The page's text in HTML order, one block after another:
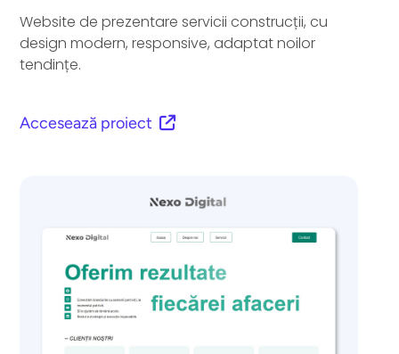
Website de prezentare servicii construcții, cu
design modern, responsive, adaptat noilor
tendințe.
Accesează proiect